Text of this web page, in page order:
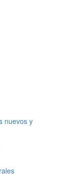
nuevos y